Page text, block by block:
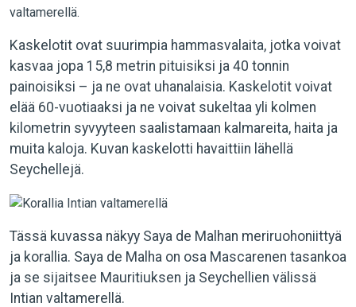
Kaskelotit ovat suurimpia hammasvalaita, jotka voivat
kasvaa jopa 15,8 metrin pituisiksi ja 40 tonnin
painoisiksi – ja ne ovat uhanalaisia. Kaskelotit voivat
elää 60-vuotiaaksi ja ne voivat sukeltaa yli kolmen
kilometrin syvyyteen saalistamaan kalmareita, haita ja
muita kaloja. Kuvan kaskelotti havaittiin lähellä
Seychellejä.
Tässä kuvassa näkyy Saya de Malhan meriruohoniittyä
ja korallia. Saya de Malha on osa Mascarenen tasankoa
ja se sijaitsee Mauritiuksen ja Seychellien välissä
Intian valtamerellä.